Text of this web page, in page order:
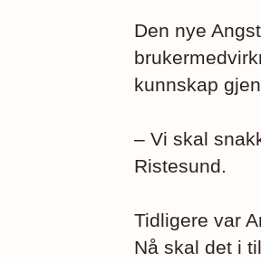
Den nye
kunnskap
– Vi skal
Ristesund.
Tidligere var
Nå skal det i